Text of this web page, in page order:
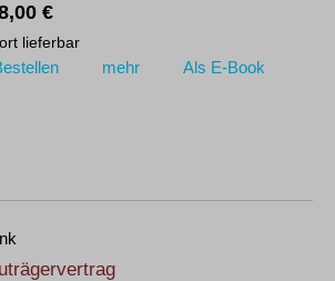
€
lieferbar
mehr Als E-Book